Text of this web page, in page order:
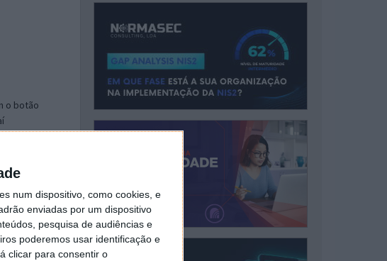
num dispositivo, como cookies, e
enviadas por um dispositivo
pesquisa de audiências e
poderemos usar identificação e
clicar para consentir o
o botão
de
ou
visto